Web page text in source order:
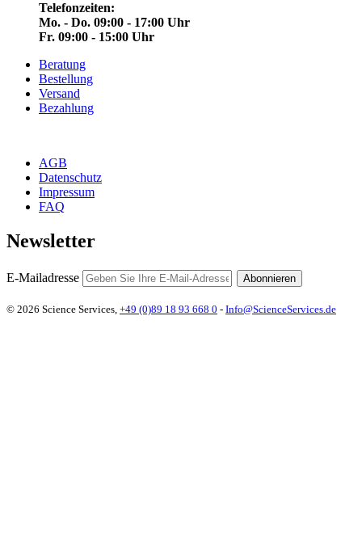
Telefonzeiten:
Mo. - Do. 09:00 - 17:00 Uhr
Fr. 09:00 - 15:00 Uhr
Beratung
Bestellung
Versand
Bezahlung
AGB
Datenschutz
Impressum
FAQ
Newsletter
E-Mailadresse Abonnieren
© 2026 Science Services, +49 (0)89 18 93 668 0 - Info@ScienceServices.de